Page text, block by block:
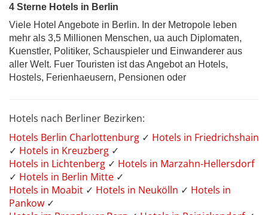
4 Sterne Hotels in Berlin
Viele Hotel Angebote in Berlin. In der Metropole leben
mehr als 3,5 Millionen Menschen, ua auch Diplomaten,
Kuenstler, Politiker, Schauspieler und Einwanderer aus
aller Welt. Fuer Touristen ist das Angebot an Hotels,
Hostels, Ferienhaeusern, Pensionen oder
Hotels nach Berliner Bezirken:
Hotels Berlin Charlottenburg ✓ Hotels in Friedrichshain
✓ Hotels in Kreuzberg ✓
Hotels in Lichtenberg ✓ Hotels in Marzahn-Hellersdorf
✓ Hotels in Berlin Mitte ✓
Hotels in Moabit ✓ Hotels in Neukölln ✓ Hotels in
Pankow ✓